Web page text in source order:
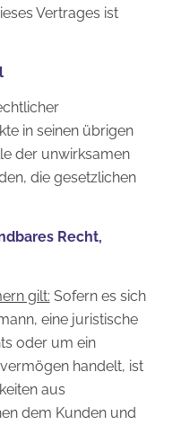
Vertrages ist
in seinen übrigen
der unwirksamen
die gesetzlichen
Recht,
gilt: Sofern es sich
eine juristische
oder um ein
handelt, ist
aus
dem Kunden und